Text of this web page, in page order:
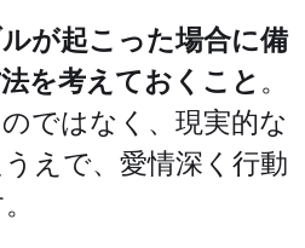
ルが起こった場合に備
を考えておくこと 。
ではなく、現実的な
えで、愛情深く行動